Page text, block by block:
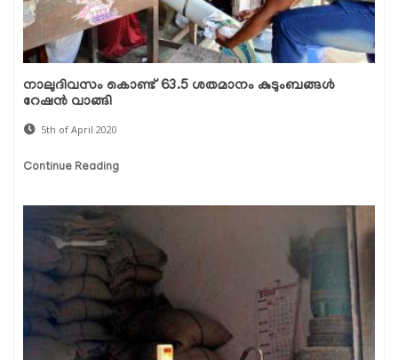
നാലുദിവസം കൊണ്ട് 63.5 ശതമാനം കുടുംബങ്ങള്‍
റേഷന്‍ വാങ്ങി
5th of April 2020
Continue Reading